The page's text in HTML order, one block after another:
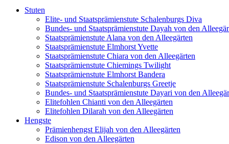
Stuten
Elite- und Staatsprämienstute Schalenburgs Diva
Bundes- und Staatsprämienstute Dayah von den
Staatsprämienstute Alana von den Alleegärten
Staatsprämienstute Elmhorst Yvette
Staatsprämienstute Chiara von den Alleegärten
Staatsprämienstute Chiemings Twilight
Staatsprämienstute Elmhorst Bandera
Staatsprämienstute Schalenburgs Greetje
Bundes- und Staatsprämienstute Dayari von den
Elitefohlen Chianti von den Alleegärten
Elitefohlen Dilarah von den Alleegärten
Hengste
Prämienhengst Elijah von den Alleegärten
Edison von den Alleegärten